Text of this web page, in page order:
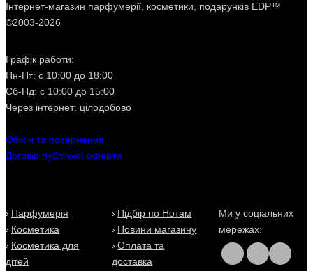
Інтернет-магазин парфумерії косметики , подарунків EDP™
©2003-2026
Графік работи:
Пн-Пт: с 10:00 до 18:00
Сб-Нд: с 10:00 до 15:00
Через інтернет: цілодобово
Обмін та повернення
Договір публічної оферти
Парфумерія
Косметика
Косметика для
дітей
Підбір по Нотам
Новини магазину
Оплата та
доставка
Ми у соціальних
мережах: